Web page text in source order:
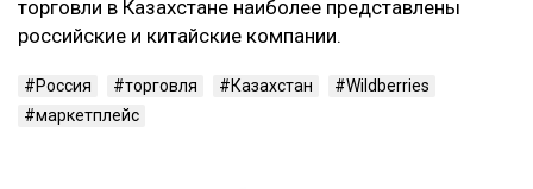
торговли в Казахстане наиболее представлены
российские и китайские компании.
Россия торговля Казахстан
Wildberries
маркетплейс